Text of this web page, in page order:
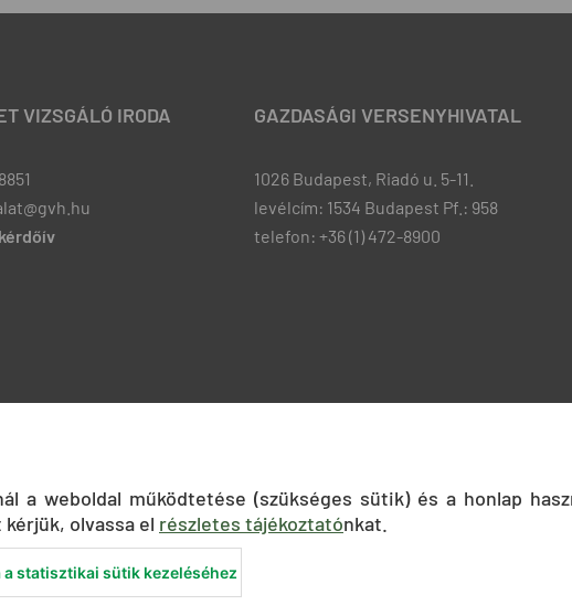
VIZSGÁLÓ IRODA GAZDASÁGI VERSENYHIVATAL
1026 Budapest, Riadó u. 5-11.
levélcím: 1534 Budapest Pf.: 958
telefon: +36 (1) 472-8900
a weboldal működtetése (szükséges sütik) és a honlap
olvassa el részletes tájékoztatónkat.
a statisztikai sütik kezeléséhez